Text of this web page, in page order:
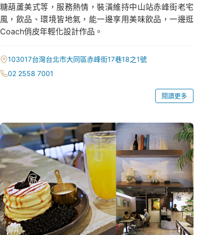
糖葫蘆美式等，服務熱情，裝潢維持中山站赤峰街老宅
風，飲品、環境皆地氣，能一邊享用美味飲品，一邊逛
Coach俏皮年輕化設計作品。
103017台灣台北市大同區赤峰街17巷18之1號
02 2558 7001
閱讀更多